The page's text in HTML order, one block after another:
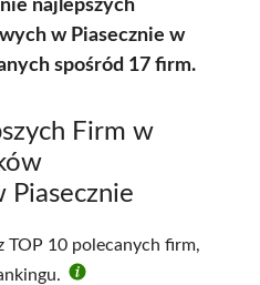
najlepszych
w Piasecznie w
spośród 17 firm.
Firm w
Piasecznie
TOP 10 polecanych firm,